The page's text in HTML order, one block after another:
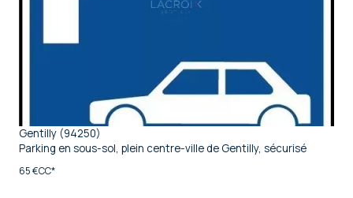
voir le bien
Gentilly (94250)
Parking en sous-sol, plein centre-ville de Gentilly, sécurisé
65 €CC*